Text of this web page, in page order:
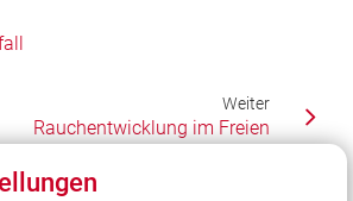
Weiter
Rauchentwicklung im Freien